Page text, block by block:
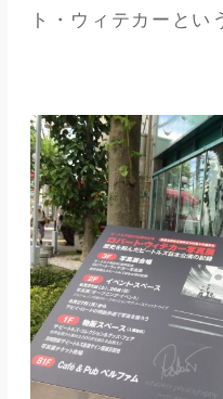
ト・ウィテカーとい